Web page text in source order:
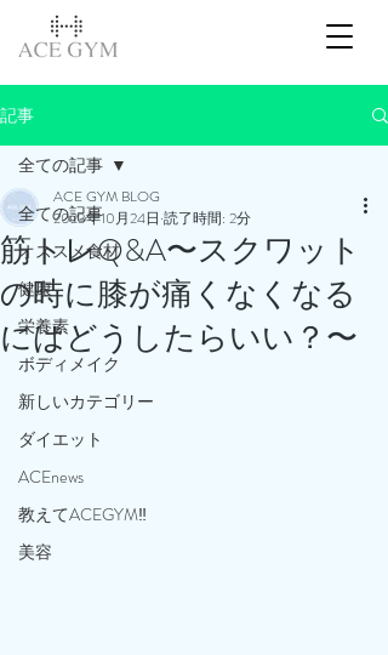
記事
全ての記事
オススメ食材
健康
栄養素
ボディメイク
新しいカテゴリー
ダイエット
ACEnews
教えてACEGYM‼️
美容
全ての記事
筋トレQ&A〜スクワット
の時に膝が痛くなくなる
にはどうしたらいい？〜
ACE GYM BLOG
2023年10月24日 読了時間: 2分